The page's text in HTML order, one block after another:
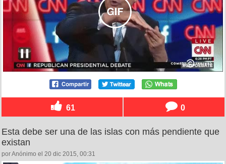
61 0
Esta debe ser una de las islas con más pendiente que
existan
por Anónimo el 20 dic 2015, 00:31